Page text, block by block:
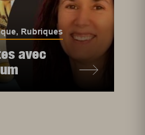
, Rubriques
avec